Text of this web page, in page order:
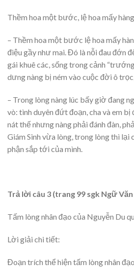
Thềm hoa một bước, lệ hoa mấy
– Thềm hoa một bước lệ hoa mấy
điệu gầy như mai. Đó là nỗi đau đớn
gái khuê các, sống trong cảnh
dưng nàng bị ném vào cuộc đời ô
– Trong lòng nàng lúc bấy giờ đang
vò: tình duyên đứt đoạn, cha và em bị
nát thế nhưng nàng phải đánh đàn,
Giám Sinh vừa lòng, trong lòng thì lại
phận sắp tới của mình.
Trả lời câu 3 (trang 99 sgk Ngữ
Tấm lòng nhân đạo của Nguyễn Du
Lời giải chi tiết:
Đoạn trích thể hiện tấm lòng nhân